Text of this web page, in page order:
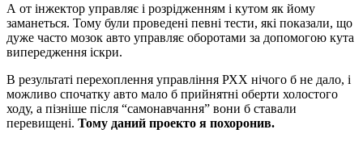
А от інжектор управляє і розрідженням і кутом як йому
заманеться. Тому були проведені певні тести, які показали, що
дуже часто мозок авто управляє оборотами за допомогою кута
випередження іскри.
В результаті перехоплення управління РХХ нічого б не дало, і
можливо спочатку авто мало б прийнятні оберти холостого
ходу, а пізніше після “самонавчання” вони б ставали
перевищені. Тому даний проекто я похоронив.